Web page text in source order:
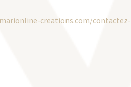
creations.com/contactez-